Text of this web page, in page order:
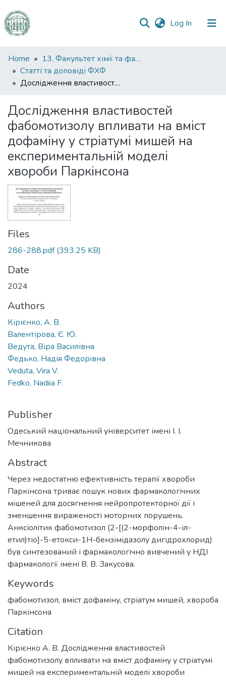
Log In (current)
Communities
&
Collections
Statistics
Home
13. Факультет хімії та фармації
Статті та доповіді ФХФ
Дослідження властивостей фабомотизолу впливати на вміст дофаміну у стріатумі мишей на експериментальній моделі хвороби Паркінсона
Дослідження властивостей
фабомотизолу впливати на вміст
дофаміну у стріатумі мишей на
експериментальній моделі
хвороби Паркінсона
Files
286-288.pdf(393.25 KB)
Date
2024
Authors
Кірієнко, А. В.
Валентірова, Є. Ю.
Ведута, Віра Василівна
Федько, Надія Федорівна
Veduta, Vira V.
Fedko, Nadiia F.
Publisher
Одеський національний університет імені І. І.
Мечникова
Abstract
Через недостатню ефективність терапії хвороби
Паркінсона триває пошук нових фармакологічних
мішеней для досягнення нейропротекторної дії і
зменшення вираженості моторних порушень.
Анксіолітик фабомотизол (2-[(2-морфолін-4-іл-
етил)тіо]-5-етокси-1Н-бензімідазолу дигідрохлорид)
був синтезований і фармакологічно вивчений у НДІ
фармакології імені В. В. Закусова.
Keywords
фабомотизол, вміст дофаміну, стріатум мишей, хвороба
Паркінсона
Citation
Кірієнко А. В. Дослідження властивостей
фабомотизолу впливати на вміст дофаміну у стріатумі
мишей на експериментальній моделі хвороби